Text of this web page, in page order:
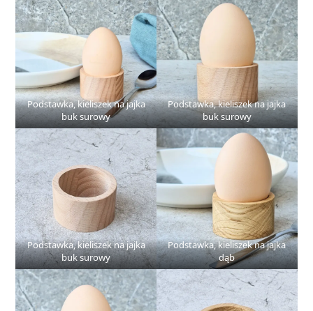
Podstawka, kieliszek na jajka
buk surowy
Podstawka, kieliszek na jajka
buk surowy
Podstawka, kieliszek na jajka
buk surowy
Podstawka, kieliszek na jajka
dąb